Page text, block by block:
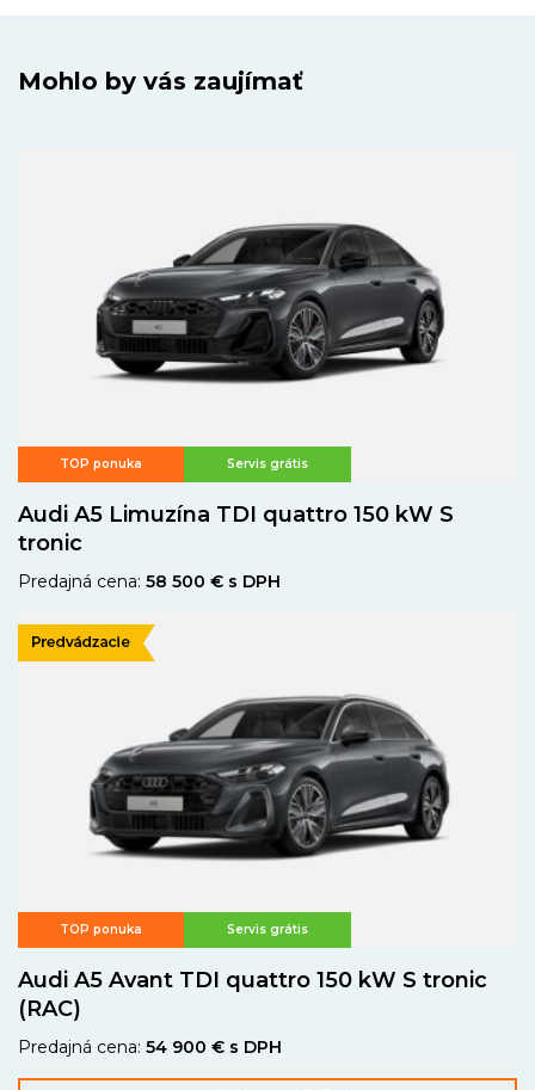
Mohlo by vás zaujímať
TOP ponuka Servis grátis
Audi A5 Limuzína TDI quattro 150 kW S
tronic
Predajná cena: 58 500 € s DPH
TOP ponuka Servis grátis
Audi A5 Avant TDI quattro 150 kW S tronic
(RAC)
Predajná cena: 54 900 € s DPH